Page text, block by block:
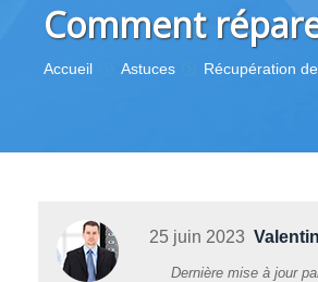
Comment
Vous êtes ici :
Accueil Astuces Récupération
25 juin 2023
Dernière mise à jour